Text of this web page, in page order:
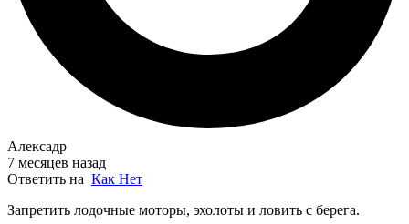
Алексадр
7 месяцев назад
Ответить на Как Нет
Запретить лодочные моторы, эхолоты и ловить с берега.